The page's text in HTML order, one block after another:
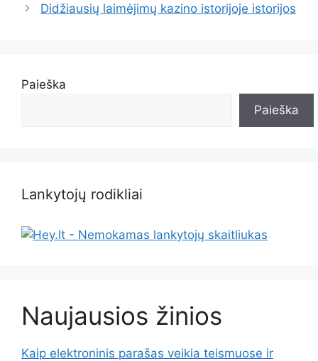
Didžiausių laimėjimų kazino istorijoje istorijos
Paieška
Paieška
Lankytojų rodikliai
Naujausios žinios
Kaip elektroninis parašas veikia teismuose ir